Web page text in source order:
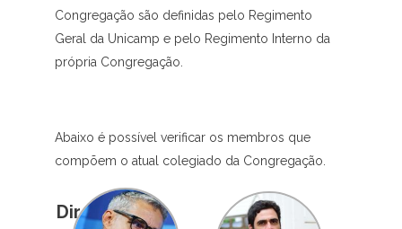
Congregação são definidas pelo Regimento
Geral da Unicamp e pelo Regimento Interno da
própria Congregação.
Abaixo é possível verificar os membros que
compõem o atual colegiado da Congregação.
Direção